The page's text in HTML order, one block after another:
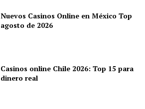
Nuevos Casinos Online en México Top
agosto de 2026
Casinos online Chile 2026: Top 15 para
dinero real